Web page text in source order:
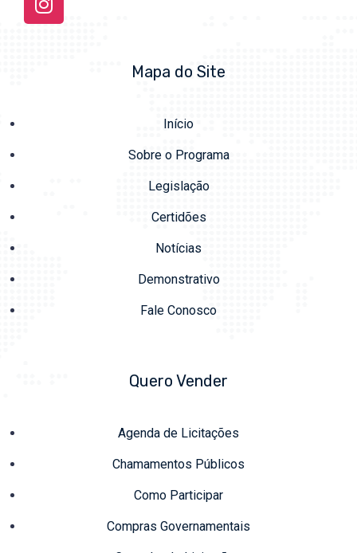
Mapa do Site
Início
Sobre o Programa
Legislação
Certidões
Notícias
Demonstrativo
Fale Conosco
Quero Vender
Agenda de Licitações
Chamamentos Públicos
Como Participar
Compras Governamentais